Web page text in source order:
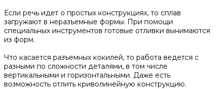
Если речь идет о простых конструкциях, то сплав
загружают в неразъемные формы. При помощи
специальных инструментов готовые отливки вынимаются
из форм.
Что касается разъемных кокилей, то работа ведется с
разными по сложности деталями, в том числе
вертикальными и горизонтальными. Даже есть
возможность отлить криволинейную конструкцию.